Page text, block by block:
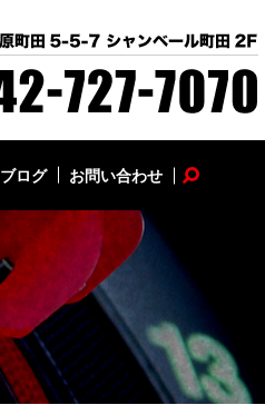
ブログ お問い合わせ search